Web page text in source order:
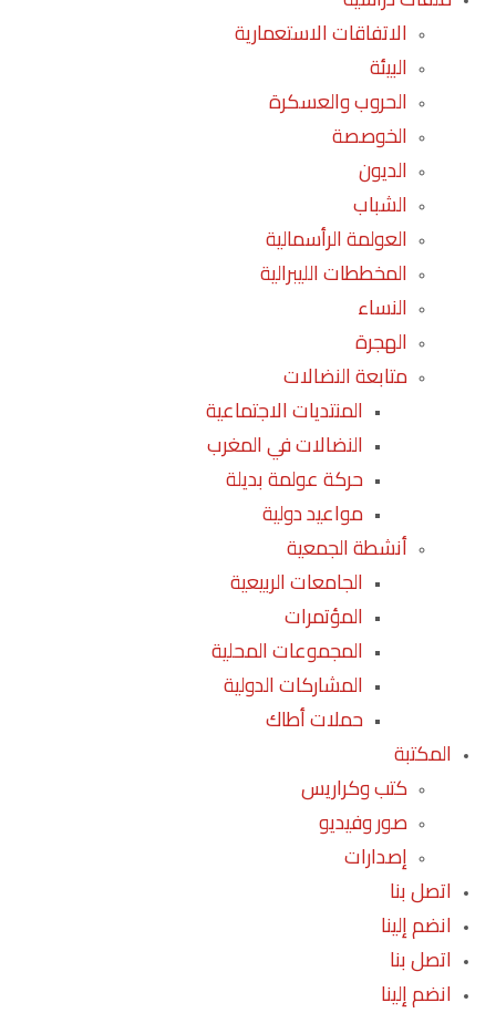
الاتفاقات الاستعمارية
البيئة
الحروب والعسكرة
الخوصصة
الديون
الشباب
العولمة الرأسمالية
المخططات الليبرالية
النساء
الهجرة
متابعة النضالات
المنتديات الاجتماعية
النضالات في المغرب
حركة عولمة بديلة
مواعيد دولية
أنشطة الجمعية
الجامعات الربيعية
المؤتمرات
المجموعات المحلية
المشاركات الدولية
حملات أطاك
المكتبة
كتب وكراريس
صور وفيديو
إصدارات
اتصل بنا
انضم إلينا
اتصل بنا
انضم إلينا